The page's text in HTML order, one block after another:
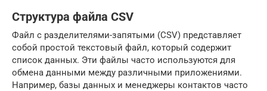
Структура файла CSV
Файл с разделителями-запятыми (CSV) представляет
собой простой текстовый файл, который содержит
список данных. Эти файлы часто используются для
обмена данными между различными приложениями.
Например, базы данных и менеджеры контактов часто